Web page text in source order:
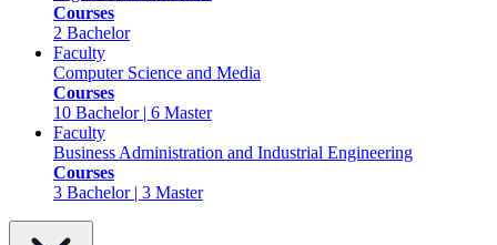
Courses
2 Bachelor
Faculty
Computer Science and Media
Courses
10 Bachelor | 6 Master
Faculty
Business Administration and Industrial Engineering
Courses
3 Bachelor | 3 Master